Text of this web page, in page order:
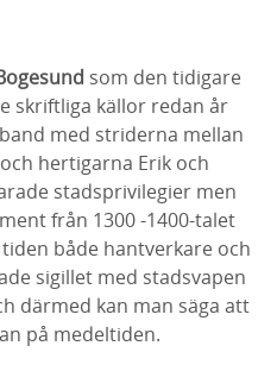
som den tidigare
skriftliga källor redan år
med striderna mellan
hertigarna Erik och
stadsprivilegier men
från 1300 -1400-talet
både hantverkare och
sigillet med stadsvapen
därmed kan man säga att
på medeltiden.